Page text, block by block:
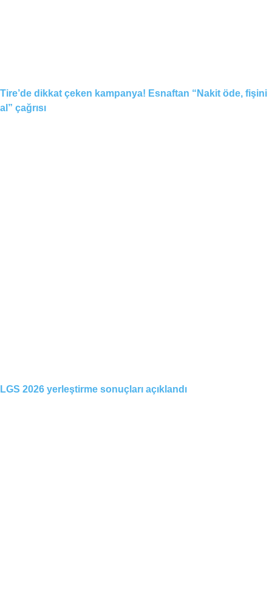
Tire’de dikkat çeken kampanya! Esnaftan “Nakit öde, fişini
al” çağrısı
LGS 2026 yerleştirme sonuçları açıklandı